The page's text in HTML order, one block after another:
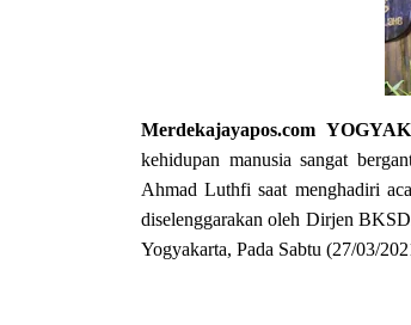
Merdekajayapos.com
kehidupan manusia sangat
Ahmad Luthfi saat menghadiri
diselenggarakan oleh Dirjen
Yogyakarta, Pada Sabtu (27/03/